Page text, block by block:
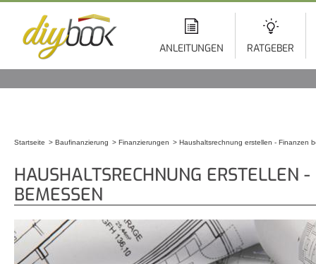
ANLEITUNGEN RATGEBER
Startseite Baufinanzierung Finanzierungen Haushaltsrechnung erstellen - Finanzen
HAUSHALTSRECHNUNG ERSTELLEN
BEMESSEN